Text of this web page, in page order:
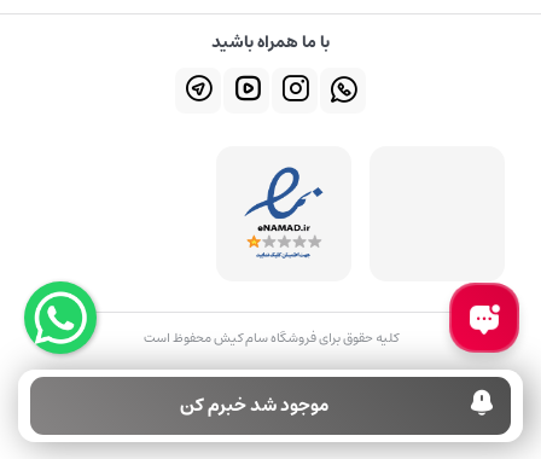
موجود شد خبرم کن
با ما همراه باشید
کلیه حقوق برای فروشگاه سام کیش محفوظ است